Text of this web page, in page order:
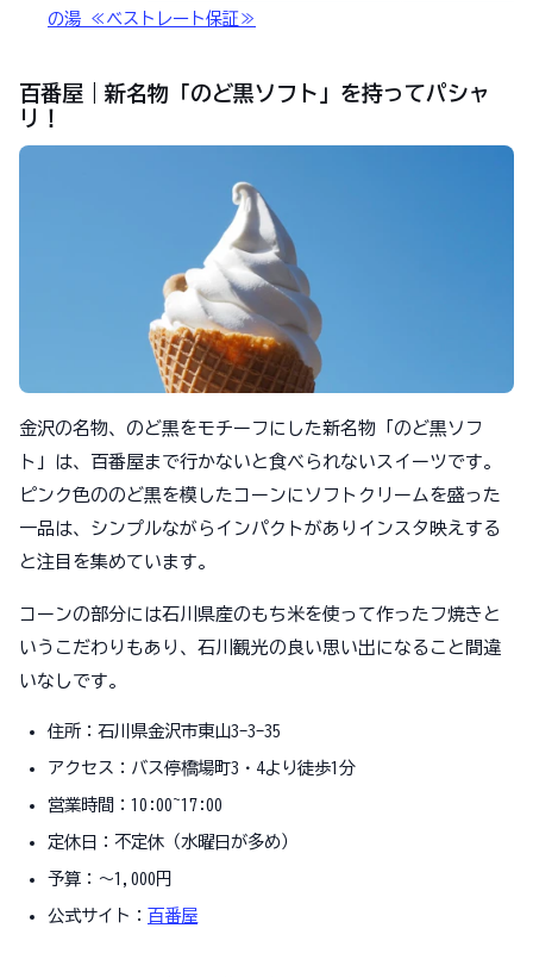
の湯 ≪ベストレート保証≫
百番屋｜新名物「のど黒ソフト」を持ってパシャ
リ！
金沢の名物、のど黒をモチーフにした新名物「のど黒ソフ
ト」は、百番屋まで行かないと食べられないスイーツです。
ピンク色ののど黒を模したコーンにソフトクリームを盛った
一品は、シンプルながらインパクトがありインスタ映えする
と注目を集めています。
コーンの部分には石川県産のもち米を使って作ったフ焼きと
いうこだわりもあり、石川観光の良い思い出になること間違
いなしです。
住所：石川県金沢市東山3-3-35
アクセス：バス停橋場町3・4より徒歩1分
営業時間：10:00~17:00
定休日：不定休（水曜日が多め）
予算：～1,000円
公式サイト： 百番屋